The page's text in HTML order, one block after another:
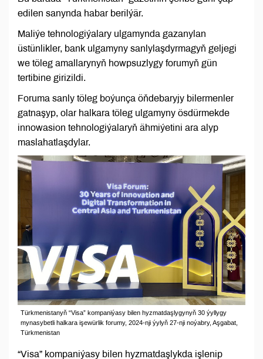
edilen sanynda habar berilýär.
Maliýe tehnologiýalary ulgamynda gazanylan
üstünlikler, bank ulgamyny sanlylaşdyrmagyň geljegi
we töleg amallarynyň howpsuzlygy forumyň gün
tertibine girizildi.
Foruma sanly töleg boýunça öňdebaryjy bilermenler
gatnaşyp, olar halkara töleg ulgamyny ösdürmekde
innowasion tehnologiýalaryň ähmiýetini ara alyp
maslahatlaşdylar.
Türkmenistanyň “Visa” kompaniýasy bilen hyzmatdaşlygynyň 30 ýyllygy
mynasybetli halkara işewürlik forumy, 2024-nji ýylyň 27-nji noýabry, Aşgabat,
Türkmenistan
“Visa” kompaniýasy bilen hyzmatdaşlykda işlenip